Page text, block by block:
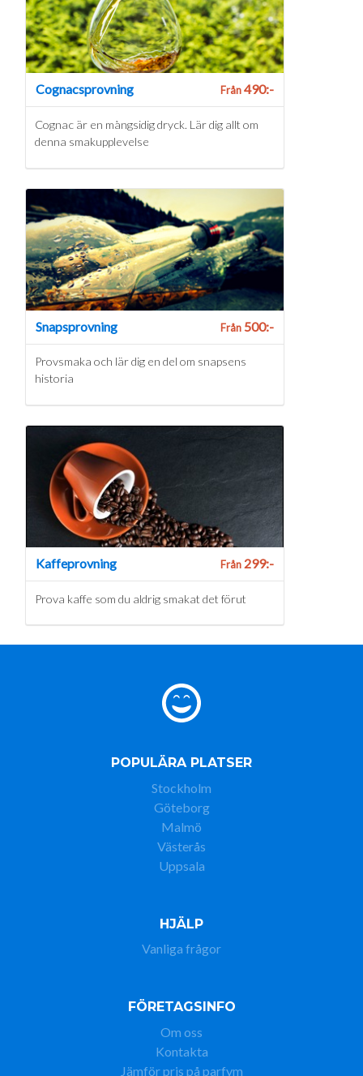
Cognacsprovning Från490:-
Cognac är en mångsidig dryck. Lär dig allt om
denna smakupplevelse
Snapsprovning Från500:-
Provsmaka och lär dig en del om snapsens
historia
Kaffeprovning Från299:-
Prova kaffe som du aldrig smakat det förut
POPULÄRA PLATSER
Stockholm
Göteborg
Malmö
Västerås
Uppsala
HJÄLP
Vanliga frågor
FÖRETAGSINFO
Om oss
Kontakta
Jämför pris på parfym